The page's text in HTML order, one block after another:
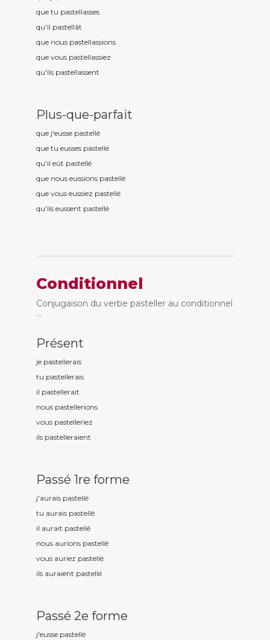
que tu pastellasses
qu'il pastellât
que nous pastellassions
que vous pastellassiez
qu'ils pastellassent
Plus-que-parfait
que j'eusse pastellé
que tu eusses pastellé
qu'il eût pastellé
que nous eussions pastellé
que vous eussiez pastellé
qu'ils eussent pastellé
Conditionnel
Conjugaison du verbe pasteller au conditionnel
...
Présent
je pastellerais
tu pastellerais
il pastellerait
nous pastellerions
vous pastelleriez
ils pastelleraient
Passé 1re forme
j'aurais pastellé
tu aurais pastellé
il aurait pastellé
nous aurions pastellé
vous auriez pastellé
ils auraient pastellé
Passé 2e forme
j'eusse pastellé